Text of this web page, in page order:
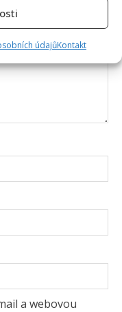
údajůKontakt
a webovou